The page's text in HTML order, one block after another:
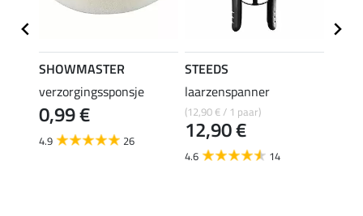
SHOWMASTER
verzorgingssponsje
0,99 €
4.9 26
STEEDS
laarzenspanner
(12,90 € / 1 paar)
12,90 €
4.6 14